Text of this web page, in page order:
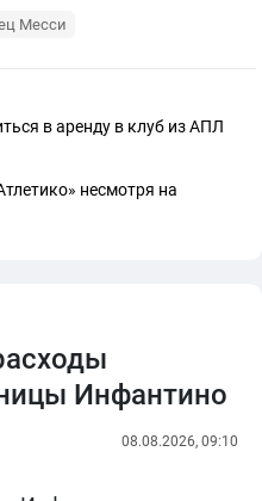
Месси
в аренду в клуб из АПЛ
несмотря на
Инфантино
08.08.2026, 09:10